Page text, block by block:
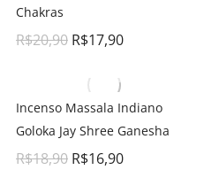
Chakras
R$20,90 R$17,90
Incenso Massala Indiano
Goloka Jay Shree Ganesha
R$18,90 R$16,90